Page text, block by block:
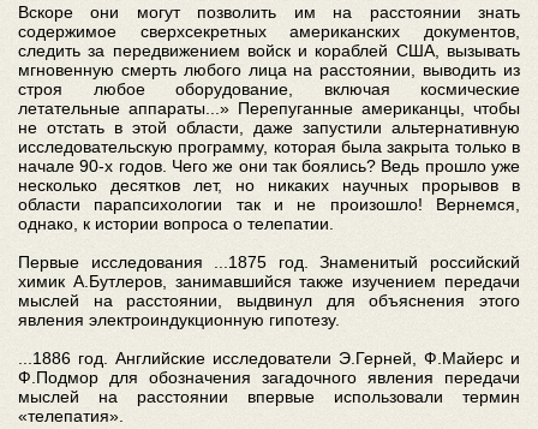
Вскоре они могут позволить им на расстоянии знать
содержимое сверхсекретных американских документов,
следить за передвижением войск и кораблей США, вызывать
мгновенную смерть любого лица на расстоянии, выводить из
строя любое оборудование, включая космические
летательные аппараты...» Перепуганные американцы, чтобы
не отстать в этой области, даже запустили альтернативную
исследовательскую программу, которая была закрыта только в
начале 90-х годов. Чего же они так боялись? Ведь прошло уже
несколько десятков лет, но никаких научных прорывов в
области парапсихологии так и не произошло! Вернемся,
однако, к истории вопроса о телепатии.
Первые исследования ...1875 год. Знаменитый российский
химик А.Бутлеров, занимавшийся также изучением передачи
мыслей на расстоянии, выдвинул для объяснения этого
явления электроиндукционную гипотезу.
...1886 год. Английские исследователи Э.Герней, Ф.Майерс и
Ф.Подмор для обозначения загадочного явления передачи
мыслей на расстоянии впервые использовали термин
«телепатия».